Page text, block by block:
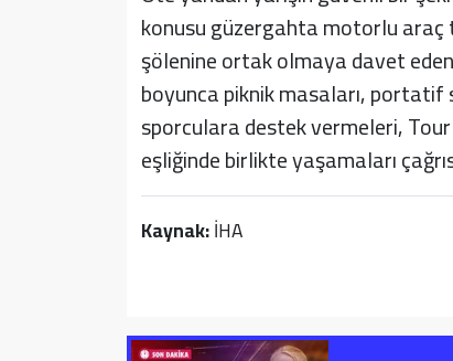
konusu güzergahta motorlu
şölenine ortak olmaya davet
boyunca piknik masaları,
sporculara destek vermeleri,
eşliğinde birlikte yaşamaları
Kaynak:İHA